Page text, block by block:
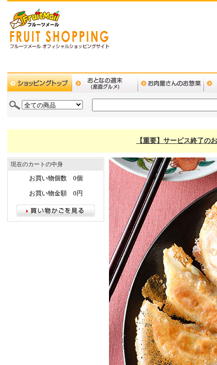
【重要】サービス終了の
現在のカートの中身
お買い物個数 0個
お買い物金額 0円